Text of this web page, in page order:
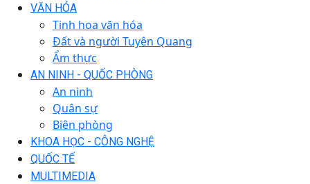
VĂN HÓA
Tinh hoa văn hóa
Đất và người Tuyên Quang
Ẩm thực
AN NINH - QUỐC PHÒNG
An ninh
Quân sự
Biên phòng
KHOA HỌC - CÔNG NGHỆ
QUỐC TẾ
MULTIMEDIA